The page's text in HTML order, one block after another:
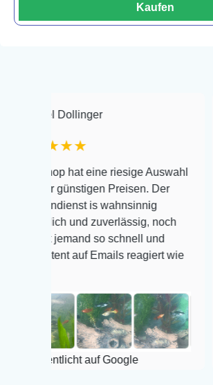
Kaufen
hat eine riesige Auswahl
Preisen. Der
is wahnsinnig
und zuverlässig, noch
so schnell und
auf Emails reagiert wie
auf Google
Frank
Auswahl
befinden
Alles ist
super